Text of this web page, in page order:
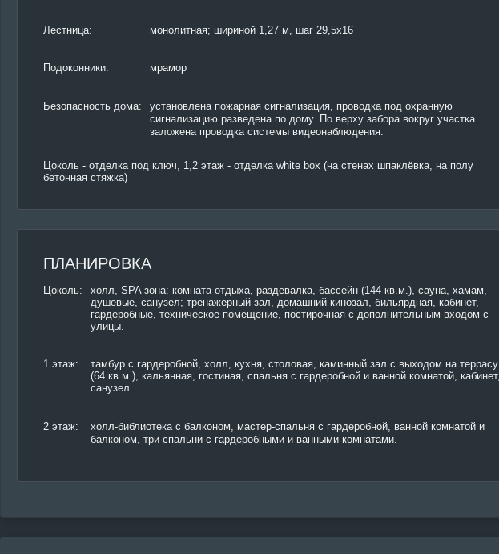
Лестница: монолитная; шириной 1,27 м, шаг 29,5x16
Подоконники: мрамор
Безопасность дома:
установлена пожарная сигнализация, проводка под охранную
сигнализацию разведена по дому. По верху забора вокруг участка
заложена проводка системы видеонаблюдения.
Цоколь - отделка под ключ, 1,2 этаж - отделка white box (на стенах шпаклёвка, на полу
бетонная стяжка)
ПЛАНИРОВКА
Цоколь:
холл, SPA зона: комната отдыха, раздевалка, бассейн (144 кв.м.), сауна, хамам,
душевые, санузел; тренажерный зал, домашний кинозал, бильярдная, кабинет,
гардеробные, техническое помещение, постирочная с дополнительным входом с
улицы.
1 этаж:
тамбур с гардеробной, холл, кухня, столовая, каминный зал с выходом на террасу
(64 кв.м.), кальянная, гостиная, спальня с гардеробной и ванной комнатой, кабинет,
санузел.
2 этаж:
холл-библиотека с балконом, мастер-спальня с гардеробной, ванной комнатой и
балконом, три спальни с гардеробными и ванными комнатами.